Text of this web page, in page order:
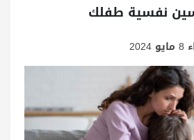
نفسية طفلك